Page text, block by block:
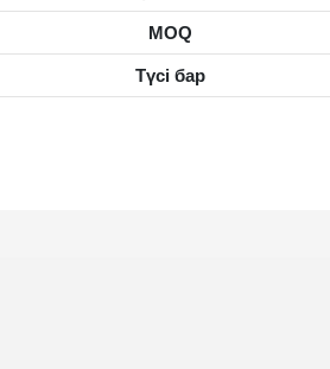
MOQ
Түсі бар